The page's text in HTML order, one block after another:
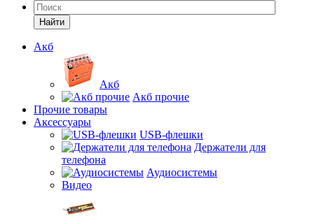
Найти
Акб
Акб
Акб прочие
Прочие товары
Аксессуары
USB-флешки
Держатели для
телефона
Аудиосистемы
Видео